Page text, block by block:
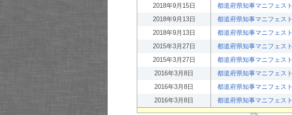
2018年9月15日
都道府県知事マニフェスト
2018年9月13日
都道府県知事マニフェスト
2018年9月13日
都道府県知事マニフェスト
2015年3月27日
都道府県知事マニフェスト
2015年3月27日
都道府県知事マニフェスト
2016年3月8日
都道府県知事マニフェスト
2016年3月8日
都道府県知事マニフェスト
2016年3月8日
都道府県知事マニフェスト